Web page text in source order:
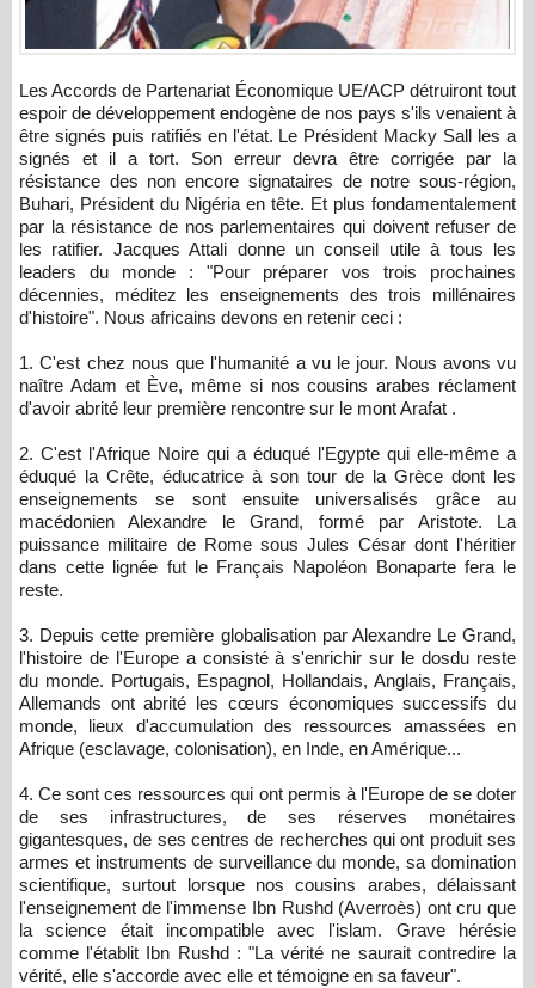
Les Accords de Partenariat Économique UE/ACP détruiront tout
espoir de développement endogène de nos pays s'ils venaient à
être signés puis ratifiés en l'état. Le Président Macky Sall les a
signés et il a tort. Son erreur devra être corrigée par la
résistance des non encore signataires de notre sous-région,
Buhari, Président du Nigéria en tête. Et plus fondamentalement
par la résistance de nos parlementaires qui doivent refuser de
les ratifier. Jacques Attali donne un conseil utile à tous les
leaders du monde : "Pour préparer vos trois prochaines
décennies, méditez les enseignements des trois millénaires
d'histoire". Nous africains devons en retenir ceci :
1. C'est chez nous que l'humanité a vu le jour. Nous avons vu
naître Adam et Ève, même si nos cousins arabes réclament
d'avoir abrité leur première rencontre sur le mont Arafat .
2. C'est l'Afrique Noire qui a éduqué l'Egypte qui elle-même a
éduqué la Crête, éducatrice à son tour de la Grèce dont les
enseignements se sont ensuite universalisés grâce au
macédonien Alexandre le Grand, formé par Aristote. La
puissance militaire de Rome sous Jules César dont l'héritier
dans cette lignée fut le Français Napoléon Bonaparte fera le
reste.
3. Depuis cette première globalisation par Alexandre Le Grand,
l'histoire de l'Europe a consisté à s'enrichir sur le dosdu reste
du monde. Portugais, Espagnol, Hollandais, Anglais, Français,
Allemands ont abrité les cœurs économiques successifs du
monde, lieux d'accumulation des ressources amassées en
Afrique (esclavage, colonisation), en Inde, en Amérique...
4. Ce sont ces ressources qui ont permis à l'Europe de se doter
de ses infrastructures, de ses réserves monétaires
gigantesques, de ses centres de recherches qui ont produit ses
armes et instruments de surveillance du monde, sa domination
scientifique, surtout lorsque nos cousins arabes, délaissant
l'enseignement de l'immense Ibn Rushd (Averroès) ont cru que
la science était incompatible avec l'islam. Grave hérésie
comme l'établit Ibn Rushd : "La vérité ne saurait contredire la
vérité, elle s'accorde avec elle et témoigne en sa faveur".